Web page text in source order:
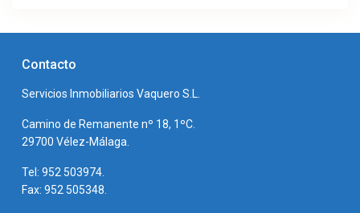
Contacto
Servicios Inmobiliarios Vaquero S.L.
Camino de Remanente nº 18, 1ºC.
29700 Vélez-Málaga.
Tel: 952 503974.
Fax: 952 505348.